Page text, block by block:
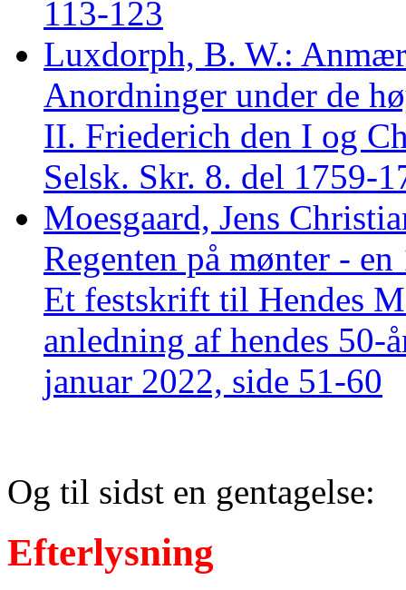
113-123
Luxdorph, B. W.:
Anordninger under de
II. Friederich den I og
Selsk. Skr. 8. del 1759-
Moesgaard, Jens
Regenten på mønter -
Et festskrift til Hendes
anledning af hendes
januar 2022, side 51-60
Og til sidst en gentagelse:
Efterlysning